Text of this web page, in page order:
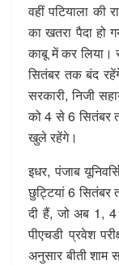
वहीं पटियाला की
का खतरा पैदा हो
काबू में कर
सितंबर तक बंद
सरकारी, निजी
को 4 से 6 सितंबर
खुले रहेंगे।
इधर, पंजाब
छुट्टियां 6 सितंबर
दी हैं, जो अब 1,
पीएचडी प्रवेश
अनुसार बीती शाम